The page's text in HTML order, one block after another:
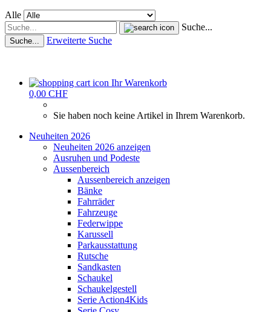
Alle
Suche...
Suche... Erweiterte Suche
Ihr Warenkorb
0,00 CHF
Sie haben noch keine Artikel in Ihrem Warenkorb.
Neuheiten 2026
Neuheiten 2026 anzeigen
Ausruhen und Podeste
Aussenbereich
Aussenbereich anzeigen
Bänke
Fahrräder
Fahrzeuge
Federwippe
Karussell
Parkausstattung
Rutsche
Sandkasten
Schaukel
Schaukelgestell
Serie Action4Kids